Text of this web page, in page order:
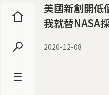
美國新創開低
我就替NASA
2020-12-08